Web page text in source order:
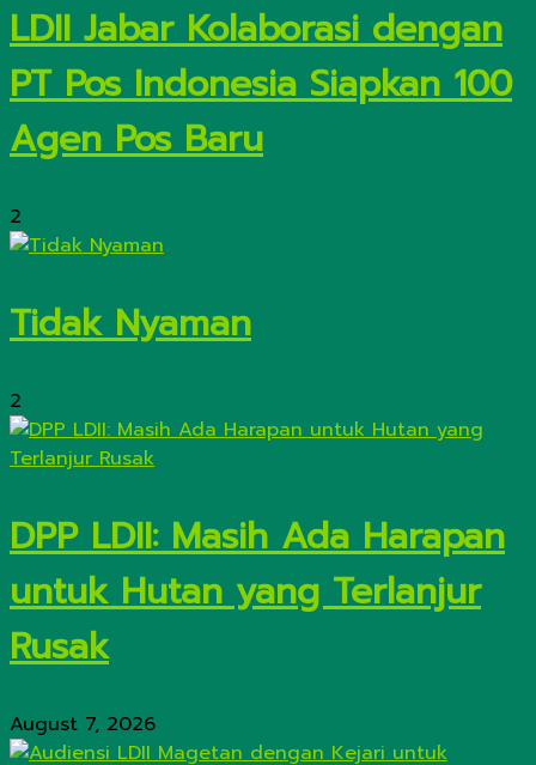
LDII Jabar Kolaborasi dengan
PT Pos Indonesia Siapkan 100
Agen Pos Baru
2
Tidak Nyaman
2
DPP LDII: Masih Ada Harapan
untuk Hutan yang Terlanjur
Rusak
August 7, 2026